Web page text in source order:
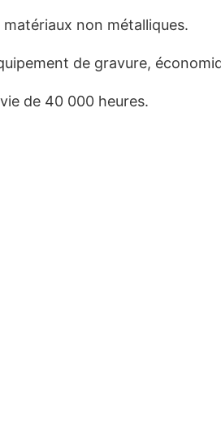
non métalliques.
de gravure,
de 40 000 heures.